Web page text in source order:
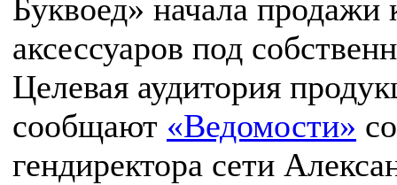
Буквоед» начала
аксессуаров под
Целевая аудитория
сообщают «Ведомости»
гендиректора сети